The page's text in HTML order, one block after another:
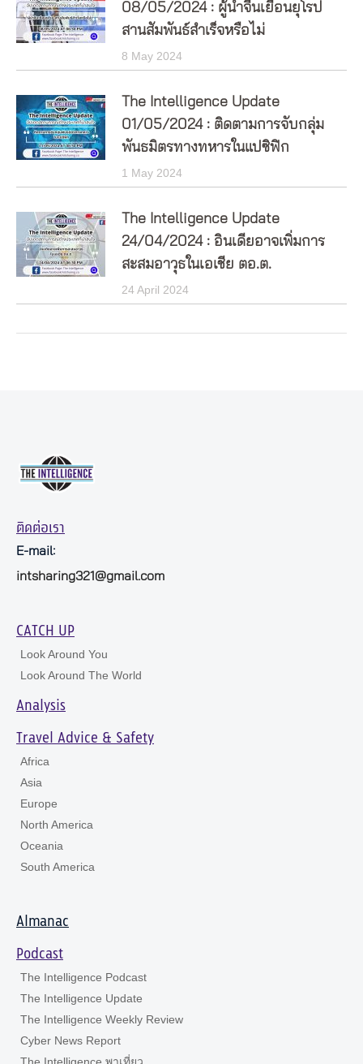
08/05/2024 : ผู้นำจีนเยือนยุโรป
สานสัมพันธ์สำเร็จหรือไม่
8 May 2024
The Intelligence Update
01/05/2024 : ติดตามการจับกลุ่ม
พันธมิตรทางทหารในแปซิฟิก
1 May 2024
The Intelligence Update
24/04/2024 : อินเดียอาจเพิ่มการ
สะสมอาวุธในเอเชีย ตอ.ต.
24 April 2024
ติดต่อเรา
E-mail:
intsharing321@gmail.com
CATCH UP
Look Around You
Look Around The World
Analysis
Travel Advice & Safety
Africa
Asia
Europe
North America
Oceania
South America
Almanac
Podcast
The Intelligence Podcast
The Intelligence Update
The Intelligence Weekly Review
Cyber News Report
The Intelligence พาเที่ยว